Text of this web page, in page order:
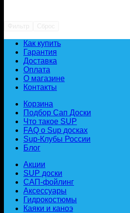
Как купить
Гарантия
Доставка
Оплата
О магазине
Контакты
Корзина
Подбор Сап Доски
Что такое SUP
FAQ о Sup досках
Sup-Клубы России
Блог
Акции
SUP доски
САП-фойлинг
Аксессуары
Гидрокостюмы
Каяки и каноэ